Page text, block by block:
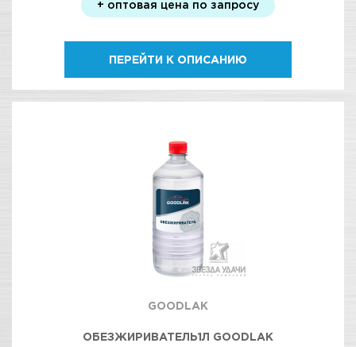
+ оптовая цена по запросу
ПЕРЕЙТИ К ОПИСАНИЮ
GOODLAK
ОБЕЗЖИРИВАТЕЛЬ1Л GOODLAK